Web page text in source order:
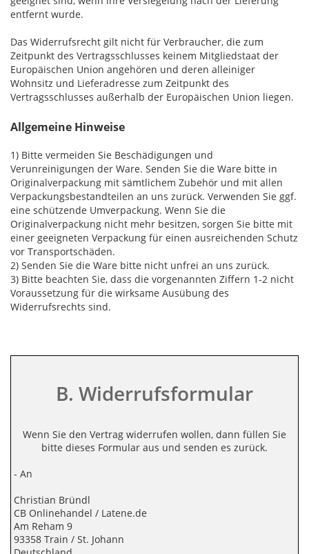
entfernt wurde.
Das Widerrufsrecht gilt nicht für Verbraucher, die zum
Zeitpunkt des Vertragsschlusses keinem Mitgliedstaat der
Europäischen Union angehören und deren alleiniger
Wohnsitz und Lieferadresse zum Zeitpunkt des
Vertragsschlusses außerhalb der Europäischen Union liegen.
Allgemeine Hinweise
1) Bitte vermeiden Sie Beschädigungen und
Verunreinigungen der Ware. Senden Sie die Ware bitte in
Originalverpackung mit sämtlichem Zubehör und mit allen
Verpackungsbestandteilen an uns zurück. Verwenden Sie ggf.
eine schützende Umverpackung. Wenn Sie die
Originalverpackung nicht mehr besitzen, sorgen Sie bitte mit
einer geeigneten Verpackung für einen ausreichenden Schutz
vor Transportschäden.
2) Senden Sie die Ware bitte nicht unfrei an uns zurück.
3) Bitte beachten Sie, dass die vorgenannten Ziffern 1-2 nicht
Voraussetzung für die wirksame Ausübung des
Widerrufsrechts sind.
B. Widerrufsformular
Wenn Sie den Vertrag widerrufen wollen, dann füllen Sie
bitte dieses Formular aus und senden es zurück.
- An
Christian Bründl
CB Onlinehandel / Latene.de
Am Reham 9
93358 Train / St. Johann